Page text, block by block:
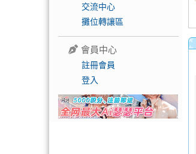
交流中心
攤位轉讓區
會員中心
註冊會員
登入